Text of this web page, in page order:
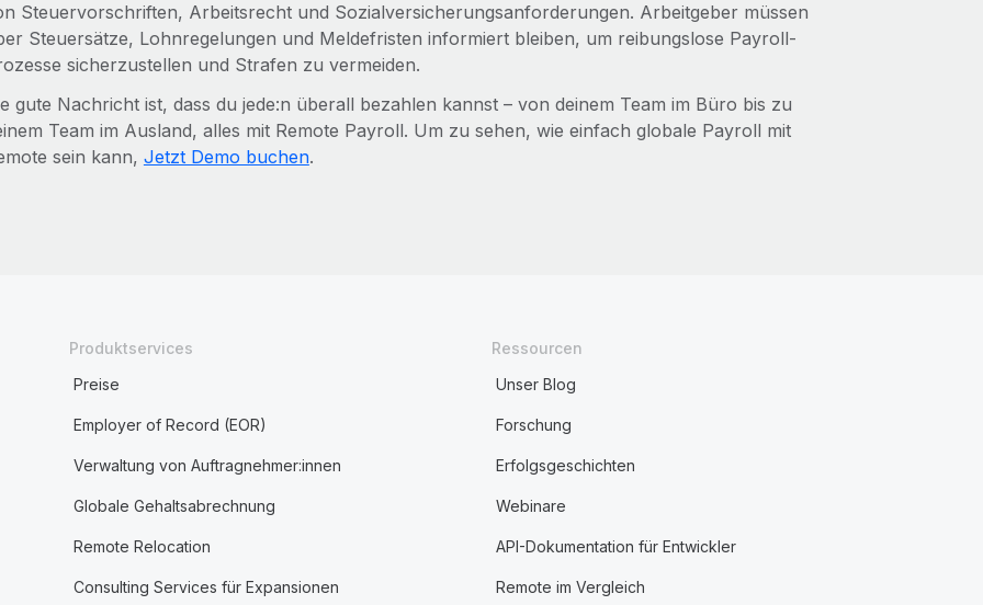
Steuervorschriften, Arbeitsrecht und Sozialversicherungsanforderungen. Arbeitgeber müssen
Steuersätze, Lohnregelungen und Meldefristen informiert bleiben, um reibungslose Payroll-
sicherzustellen und Strafen zu vermeiden.
gute Nachricht ist, dass du jede:n überall bezahlen kannst – von deinem Team im Büro bis zu
Team im Ausland, alles mit Remote Payroll. Um zu sehen, wie einfach globale Payroll mit
sein kann, Jetzt Demo buchen.
Produktservices
Preise
Employer of Record (EOR)
Verwaltung von Auftragnehmer:innen
Globale Gehaltsabrechnung
Remote Relocation
Consulting Services für Expansionen
Ressourcen
Unser Blog
Forschung
Erfolgsgeschichten
Webinare
API-Dokumentation für Entwickler
Remote im Vergleich